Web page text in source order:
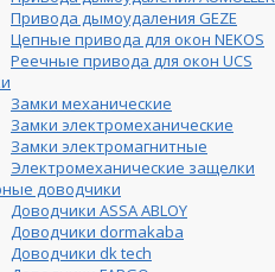
Привода дымоудаления GEZE
Цепные привода для окон NEKOS
Реечные привода для окон UСS
Замки механические
Замки электромеханические
Замки электромагнитные
Электромеханические защелки
доводчики
Доводчики ASSA ABLOY
Доводчики dormakaba
Доводчики dk tech